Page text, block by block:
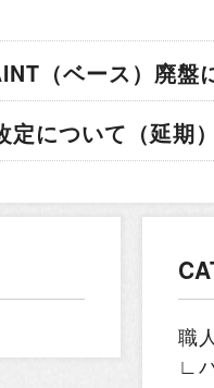
（ベース）廃
定について（延期
職
∟